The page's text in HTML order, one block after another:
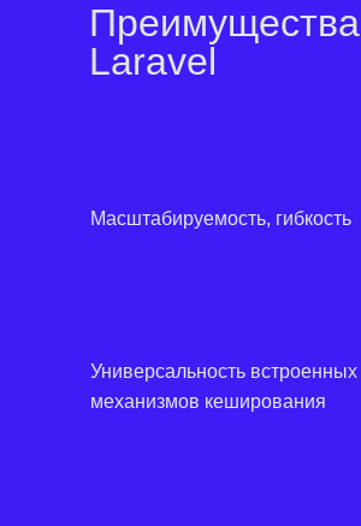
Преимущества
Laravel
Масштабируемость, гибкость
Универсальность встроенных
механизмов кеширования